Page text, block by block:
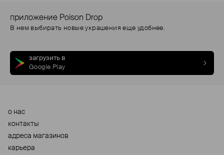
приложение Poison Drop
В нем выбирать новые украшения еще удобнее.
загрузить в
Google Play
о нас
контакты
адреса магазинов
карьера